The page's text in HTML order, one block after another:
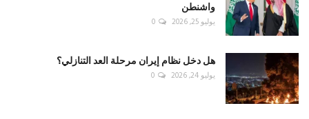
واشنطن
يوليو 25, 2026 0
هل دخل نظام إيران مرحلة العد التنازلي؟
يوليو 24, 2026 0